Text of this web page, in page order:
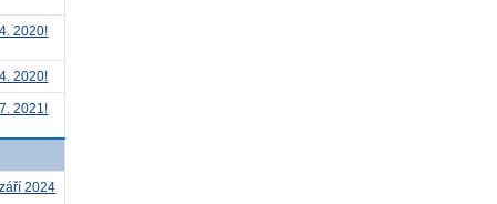
2020!
2020!
2021!
2024